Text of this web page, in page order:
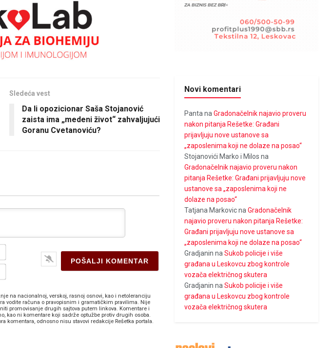
Sledeća vest
Da li opozicionar Saša Stojanović
zaista ima „medeni život“ zahvaljujući
Goranu Cvetanoviću?
Ime*
E-
na nacionalnoj, verskoj, rasnoj osnovi, kao i netoleranciju
vodite računa o pravopisnim i gramatičkim pravilima. Nije
promovisanje drugih sajtova putem linkova. Komentare i
kao ni komentare koji sadrže optužbe protiv drugih osoba.
komentara, odnosno nisu stavovi redakcije Rešetka portala.
Novi komentari
Panta naGradonačelnik najavio proveru
nakon pitanja Rešetke: Građani
prijavljuju nove ustanove sa
„zaposlenima koji ne dolaze na posao“
Stojanovići Marko i Milos na
Gradonačelnik najavio proveru nakon
pitanja Rešetke: Građani prijavljuju nove
ustanove sa „zaposlenima koji ne
dolaze na posao“
Tatjana MarkovicnaGradonačelnik
najavio proveru nakon pitanja Rešetke:
Građani prijavljuju nove ustanove sa
„zaposlenima koji ne dolaze na posao“
Gradjanin naSukob policije i više
građana u Leskovcu zbog kontrole
vozača električnog skutera
Gradjanin naSukob policije i više
građana u Leskovcu zbog kontrole
vozača električnog skutera